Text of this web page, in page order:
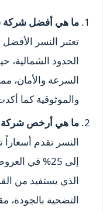
ما هي أفضل شركة
تعتبر النسر
الحدود
السرعة والأمان،
والموثوقية كما
ما هي أرخص
النسر تقدم
إلى 25% في
الذي يستفيد من
التضحية